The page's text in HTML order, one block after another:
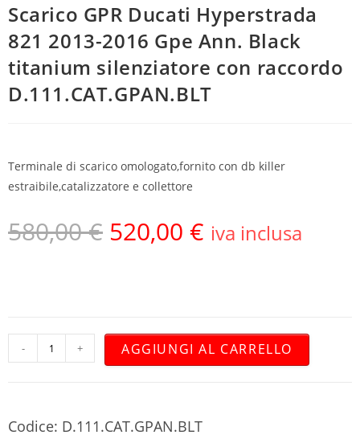
Scarico GPR Ducati Hyperstrada
821 2013-2016 Gpe Ann. Black
titanium silenziatore con raccordo
D.111.CAT.GPAN.BLT
Terminale di scarico omologato,fornito con db killer
estraibile,catalizzatore e collettore
580,00€ 520,00 € iva inclusa
- + AGGIUNGI AL CARRELLO
Codice: D.111.CAT.GPAN.BLT